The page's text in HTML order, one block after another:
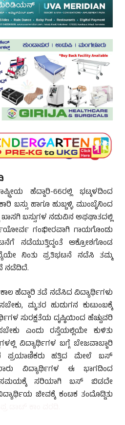
ಹೆದ್ದಾರಿ-66ರಲ್ಲಿ ಭಟ್ಕಳದಿಂದ
ಬಸ್ಸು ಹಾಗೂ ಹುಬ್ಬಳ್ಳಿ ಮುಂಬೈನಿಂದ
ಖಾಸಗಿ ಬಸ್ಸುಗಳ ನಡುವಿನ ಅಫಘಾತದಲ್ಲಿ
ಗಂಭೀರವಾಗಿ ಗಾಯಗೊಂಡು
ನಡೆಯುತ್ತಿದ್ದಂತೆ ಆಕ್ರೋಶಗೊಂಡ
ನಿಂತು ಪ್ರತಿಭಟನೆ ನಡೆಸಿ ತಮ್ಮ
ನಡೆದಿದೆ.
ಹೆದ್ದಾರಿ ತಡೆ ನಡೆಸಿದ ವಿದ್ಯಾರ್ಥಿಗಳು
ಮೃತರ ಹುಡುಗನ ಕುಟುಂಬಕ್ಕೆ
ಸುರಕ್ಷತೆಯ ದೃಷ್ಠಿಯಿಂದ ಹೆಚ್ವುವರಿ
ಎಂದು ರಸ್ತೆಯಲ್ಲಿಯೇ ಕುಳಿತು
ವಿದ್ಯಾರ್ಥಿಗಳ ಬಗ್ಗೆ ಬೇಜವಾಬ್ದಾರಿ
ಪ್ರಯಾಣಿಕರು ಹತ್ತಿದ ಮೇಲೆ ಬಸ್
ವಿದ್ಯಾರ್ಥಿಗಳ ಈ ಭಾಗದಿಂದ
ಸಮಯಕ್ಕೆ ಸರಿಯಾಗಿ ಬಸ್ ಬಿಡದೇ
ಜೀವಕ್ಕೆ ಕಂಟಕ ತಂದೊಡ್ಡಿತು